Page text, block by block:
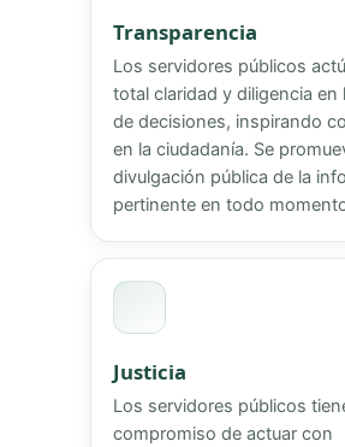
Transparencia
Los servidores públicos
total claridad y diligencia en
de decisiones, inspirando
en la ciudadanía. Se
divulgación pública de la
pertinente en todo
Justicia
Los servidores públicos
compromiso de actuar con